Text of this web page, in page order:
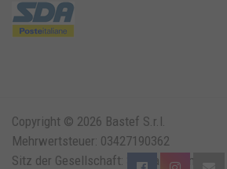
Copyright © 2026 Bastef S.r.l.
Mehrwertsteuer: 03427190362
Sitz der Gesellschaft: Solara di